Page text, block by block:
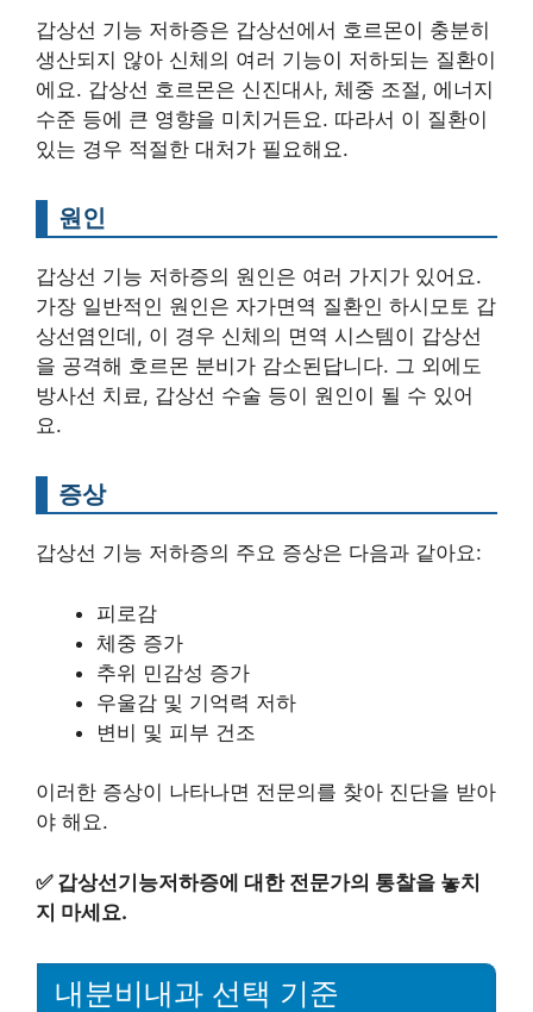
갑상선 기능 저하증은 갑상선에서 호르몬이 충분히
생산되지 않아 신체의 여러 기능이 저하되는 질환이
에요. 갑상선 호르몬은 신진대사, 체중 조절, 에너지
수준 등에 큰 영향을 미치거든요. 따라서 이 질환이
있는 경우 적절한 대처가 필요해요.
원인
갑상선 기능 저하증의 원인은 여러 가지가 있어요.
가장 일반적인 원인은 자가면역 질환인 하시모토 갑
상선염인데, 이 경우 신체의 면역 시스템이 갑상선
을 공격해 호르몬 분비가 감소된답니다. 그 외에도
방사선 치료, 갑상선 수술 등이 원인이 될 수 있어
요.
증상
갑상선 기능 저하증의 주요 증상은 다음과 같아요:
피로감
체중 증가
추위 민감성 증가
우울감 및 기억력 저하
변비 및 피부 건조
이러한 증상이 나타나면 전문의를 찾아 진단을 받아
야 해요.
✅ 갑상선기능저하증에 대한 전문가의 통찰을 놓치
지 마세요.
내분비내과 선택 기준